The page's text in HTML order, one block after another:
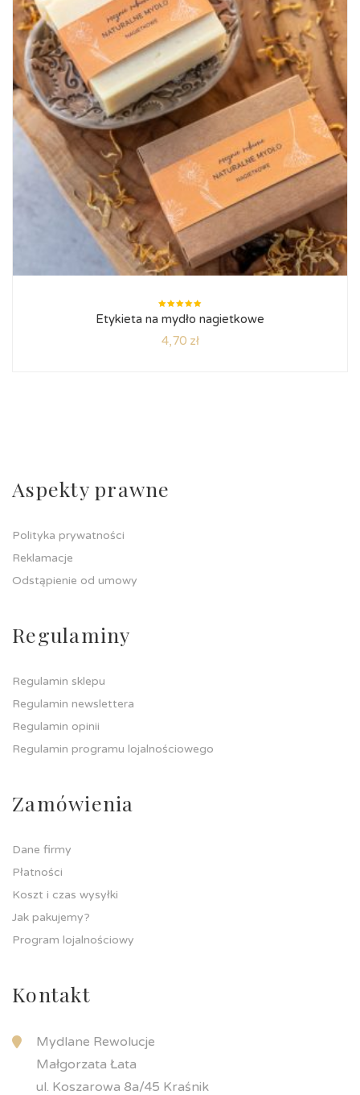
Oceniono
5.00na
Etykieta na mydło nagietkowe
4,70 zł
Aspekty prawne
Polityka prywatności
Reklamacje
Odstąpienie od umowy
Regulaminy
Regulamin sklepu
Regulamin newslettera
Regulamin opinii
Regulamin programu lojalnościowego
Zamówienia
Dane firmy
Płatności
Koszt i czas wysyłki
Jak pakujemy?
Program lojalnościowy
Kontakt
Mydlane Rewolucje
Małgorzata Łata
ul. Koszarowa 8a/45 Kraśnik